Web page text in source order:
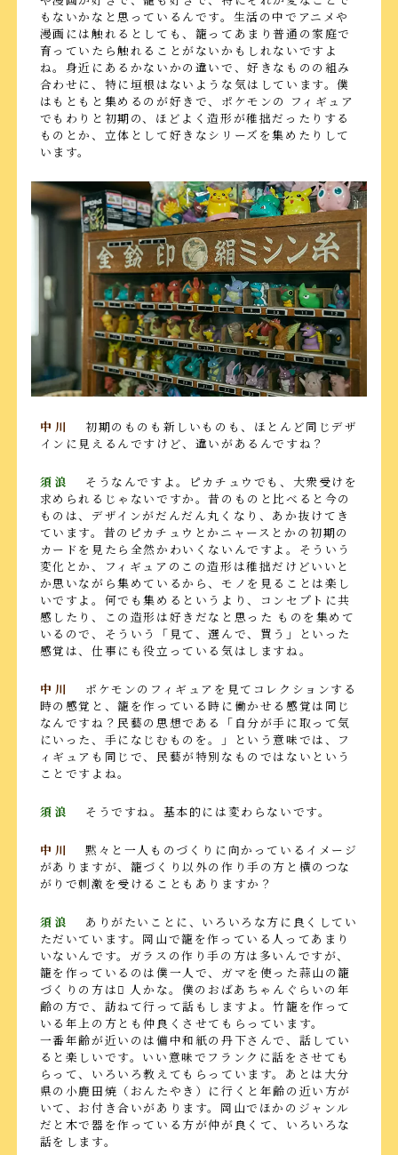
もないかなと思っているんです。生活の中でアニメや
漫画には触れるとしても、籠ってあまり普通の家庭で
育っていたら触れることがないかもしれないですよ
ね。身近にあるかないかの違いで、好きなものの組み
合わせに、特に垣根はないような気はしています。僕
はもともと集めるのが好きで、ポケモンの フィギュア
でもわりと初期の、ほどよく造形が稚拙だったりする
ものとか、立体として好きなシリーズを集めたりして
います。
中川
初期のものも新しいものも、ほとんど同じデザ
インに見えるんですけど、違いがあるんですね？
須浪
そうなんですよ。ピカチュウでも、大衆受けを
求められるじゃないですか。昔のものと比べると今の
ものは、デザインがだんだん丸くなり、あか抜けてき
ています。昔のピカチュウとかニャースとかの初期の
カードを見たら全然かわいくないんですよ。そういう
変化とか、フィギュアのこの造形は稚拙だけどいいと
か思いながら集めているから、モノを見ることは楽し
いですよ。何でも集めるというより、コンセプトに共
感したり、この造形は好きだなと思った ものを集めて
いるので、そういう「見て、選んで、買う」といった
感覚は、仕事にも役立っている気はしますね。
中川
ポケモンのフィギュアを見てコレクションする
時の感覚と、籠を作っている時に働かせる感覚は同じ
なんですね？民藝の思想である「自分が手に取って気
にいった、手になじむものを。」という意味では、フ
ィギュアも同じで、民藝が特別なものではないという
ことですよね。
須浪 そうですね。基本的には変わらないです。
中川
黙々と一人ものづくりに向かっているイメージ
がありますが、籠づくり以外の作り手の方と横のつな
がりで刺激を受けることもありますか？
須浪
ありがたいことに、いろいろな方に良くしてい
ただいています。岡山で籠を作っている人ってあまり
いないんです。ガラスの作り手の方は多いんですが、
籠を作っているのは僕一人で、ガマを使った蒜山の籠
づくりの方は􏍚 人かな。僕のおばあちゃんぐらいの年
齢の方で、訪ねて行って話もしますよ。竹籠を作って
いる年上の方とも仲良くさせてもらっています。
一番年齢が近いのは備中和紙の丹下さんで、話してい
ると楽しいです。いい意味でフランクに話をさせても
らって、いろいろ教えてもらっています。あとは大分
県の小鹿田焼（おんたやき）に行くと年齢の近い方が
いて、お付き合いがあります。岡山でほかのジャンル
だと木で器を作っている方が仲が良くて、いろいろな
話をします。